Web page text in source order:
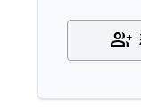
group_add